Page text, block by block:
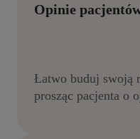
Opinie
Łatwo buduj swoją
prosząc pacjenta o